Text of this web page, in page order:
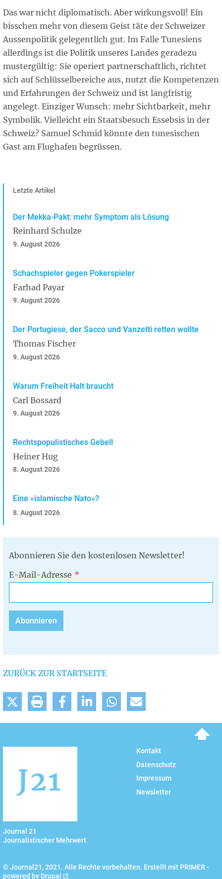
Das war nicht diplomatisch. Aber wirkungsvoll! Ein
bisschen mehr von diesem Geist täte der Schweizer
Aussenpolitik gelegentlich gut. Im Falle Tunesiens
allerdings ist die Politik unseres Landes geradezu
mustergültig: Sie operiert partnerschaftlich, richtet
sich auf Schlüsselbereiche aus, nutzt die Kompetenzen
und Erfahrungen der Schweiz und ist langfristig
angelegt. Einziger Wunsch: mehr Sichtbarkeit, mehr
Symbolik. Vielleicht ein Staatsbesuch Essebsis in der
Schweiz? Samuel Schmid könnte den tunesischen
Gast am Flughafen begrüssen.
Letzte Artikel
Der Mekka-Pakt: mehr Symptom als Lösung
Reinhard Schulze
9. August 2026
Schachspieler gegen Pokerspieler
Farhad Payar
9. August 2026
Der Portugiese, der Sacco und Vanzetti retten wollte
Thomas Fischer
9. August 2026
Warum Freiheit Halt braucht
Carl Bossard
9. August 2026
Rechtspopulistisches Gebell
Heiner Hug
8. August 2026
Eine «islamische Nato»?
8. August 2026
Abonnieren Sie den kostenlosen Newsletter!
E-Mail-Adresse
ZURÜCK ZUR STARTSEITE
Journal 21
Journalistischer Mehrwert
Kontakt
Datenschutz
Impressum
Newsletter
© Journal21, 2021. Alle Rechte vorbehalten. Erstellt mit PRIMER -
powered by Drupal .